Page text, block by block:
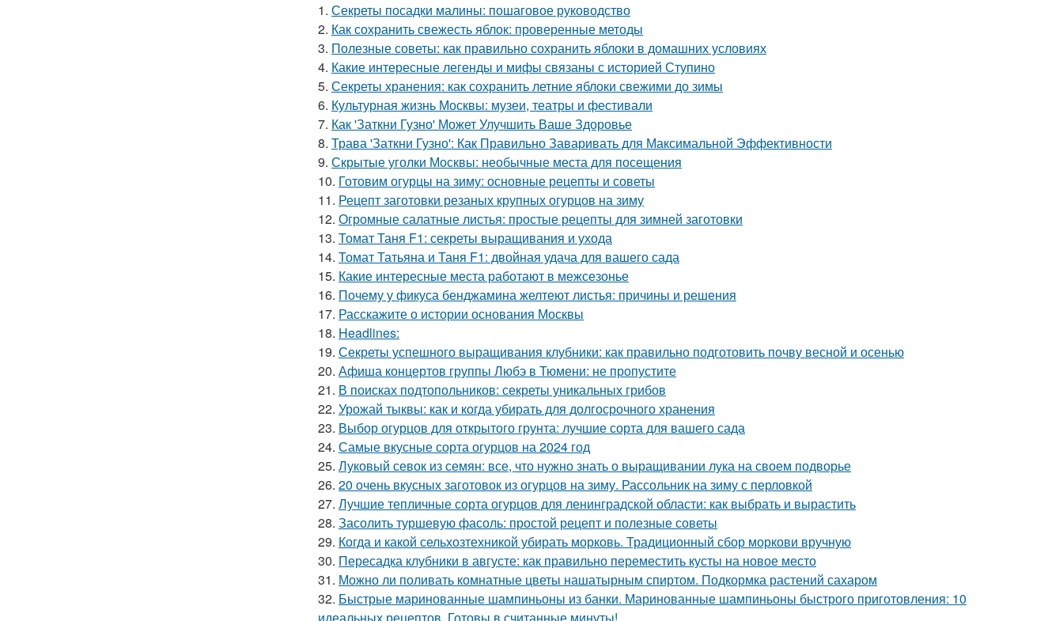
1. Секреты посадки малины: пошаговое руководство
2. Как сохранить свежесть яблок: проверенные методы
3. Полезные советы: как правильно сохранить яблоки в домашних условиях
4. Какие интересные легенды и мифы связаны с историей Ступино
5. Секреты хранения: как сохранить летние яблоки свежими до зимы
6. Культурная жизнь Москвы: музеи, театры и фестивали
7. Как 'Заткни Гузно' Может Улучшить Ваше Здоровье
8. Трава 'Заткни Гузно': Как Правильно Заваривать для Максимальной Эффективности
9. Скрытые уголки Москвы: необычные места для посещения
10. Готовим огурцы на зиму: основные рецепты и советы
11. Рецепт заготовки резаных крупных огурцов на зиму
12. Огромные салатные листья: простые рецепты для зимней заготовки
13. Томат Таня F1: секреты выращивания и ухода
14. Томат Татьяна и Таня F1: двойная удача для вашего сада
15. Какие интересные места работают в межсезонье
16. Почему у фикуса бенджамина желтеют листья: причины и решения
17. Расскажите о истории основания Москвы
18. Headlines:
19. Секреты успешного выращивания клубники: как правильно подготовить почву весной и осенью
20. Афиша концертов группы Любэ в Тюмени: не пропустите
21. В поисках подтопольников: секреты уникальных грибов
22. Урожай тыквы: как и когда убирать для долгосрочного хранения
23. Выбор огурцов для открытого грунта: лучшие сорта для вашего сада
24. Самые вкусные сорта огурцов на 2024 год
25. Луковый севок из семян: все, что нужно знать о выращивании лука на своем подворье
26. 20 очень вкусных заготовок из огурцов на зиму. Рассольник на зиму с перловкой
27. Лучшие тепличные сорта огурцов для ленинградской области: как выбрать и вырастить
28. Засолить туршевую фасоль: простой рецепт и полезные советы
29. Когда и какой сельхозтехникой убирать морковь. Традиционный сбор моркови вручную
30. Пересадка клубники в августе: как правильно переместить кусты на новое место
31. Можно ли поливать комнатные цветы нашатырным спиртом. Подкормка растений сахаром
32. Быстрые маринованные шампиньоны из банки. Маринованные шампиньоны быстрого приготовления: 10